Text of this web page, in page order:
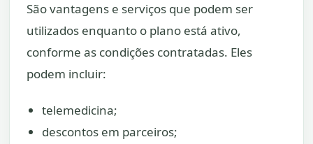
São vantagens e serviços que podem ser
utilizados enquanto o plano está ativo,
conforme as condições contratadas. Eles
podem incluir:
telemedicina;
descontos em parceiros;